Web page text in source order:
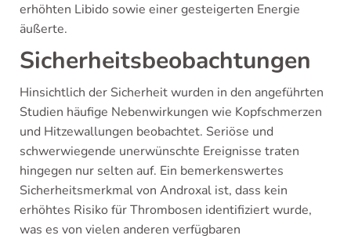
erhöhten Libido sowie einer gesteigerten Energie
äußerte.
Sicherheitsbeobachtungen
Hinsichtlich der Sicherheit wurden in den angeführten
Studien häufige Nebenwirkungen wie Kopfschmerzen
und Hitzewallungen beobachtet. Seriöse und
schwerwiegende unerwünschte Ereignisse traten
hingegen nur selten auf. Ein bemerkenswertes
Sicherheitsmerkmal von Androxal ist, dass kein
erhöhtes Risiko für Thrombosen identifiziert wurde,
was es von vielen anderen verfügbaren